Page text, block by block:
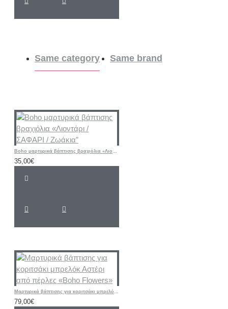
Same category Same brand
Boho μαρτυρικά βάπτισης βραχιόλια «Λιοντάρι / ΣΑΦΑΡΙ / Ζωάκια”
35,00€
Μαρτυρικά βάπτισης για κοριτσάκι μπρελόκ Αστέρι από πέρλες «Boho Flowers»
79,00€